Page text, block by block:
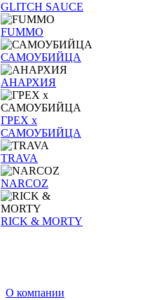
GLITCH SAUCE
FUMMO
САМОУБИЙЦА
АНАРХИЯ
ГРЕХ х
САМОУБИЙЦА
TRAVA
NARCOZ
RICK & MORTY
О компании